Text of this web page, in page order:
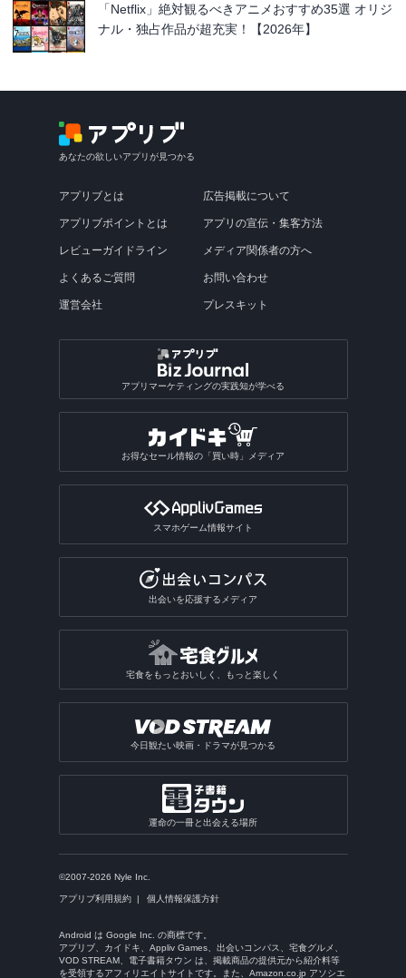
「Netflix」絶対観るべきアニメおすすめ35選 オリジ
ナル・独占作品が超充実！【2026年】
あなたの欲しいアプリが見つかる
アプリブとは
アプリブポイントとは
レビューガイドライン
よくあるご質問
運営会社
広告掲載について
アプリの宣伝・集客方法
メディア関係者の方へ
お問い合わせ
プレスキット
アプリマーケティングの実践知が学べる
お得なセール情報の「買い時」メディア
スマホゲーム情報サイト
出会いを応援するメディア
宅食をもっとおいしく、もっと楽しく
今日観たい映画・ドラマが見つかる
運命の一冊と出会える場所
©2007-2026 Nyle Inc.
アプリブ利用規約 個人情報保護方針
Android は Google Inc. の商標です。
アプリブ、カイドキ、Appliv Games、出会いコンパス、宅食グルメ、
VOD STREAM、電子書籍タウン は、掲載商品の提供元から紹介料等
を受領するアフィリエイトサイトです。また、Amazon.co.jp アソシエ